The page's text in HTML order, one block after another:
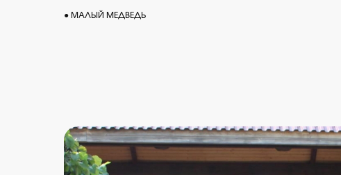
● МАЛЫЙ МЕДВЕДЬ